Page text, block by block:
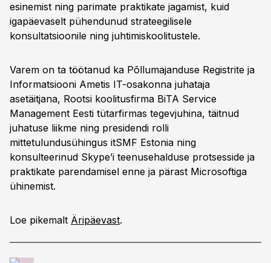
esinemist ning parimate praktikate jagamist, kuid
igapäevaselt pühendunud strateegilisele
konsultatsioonile ning juhtimiskoolitustele.
Varem on ta töötanud ka Põllumajanduse Registrite ja
Informatsiooni Ametis IT-osakonna juhataja
asetäitjana, Rootsi koolitusfirma BiTA Service
Management Eesti tütarfirmas tegevjuhina, täitnud
juhatuse liikme ning presidendi rolli
mittetulundusühingus itSMF Estonia ning
konsulteerinud Skype’i teenusehalduse protsesside ja
praktikate parendamisel enne ja pärast Microsoftiga
ühinemist.
Loe pikemalt Äripäevast.